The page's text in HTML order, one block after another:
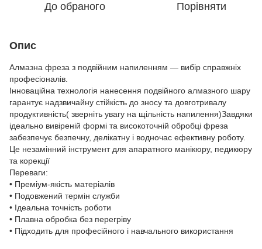
До обраного Порівняти
Опис
Алмазна фреза з подвійним напиленням — вибір справжніх
професіоналів.
Інноваційна технологія нанесення подвійного алмазного шару
гарантує надзвичайну стійкість до зносу та довготривалу
продуктивність( зверніть увагу на щільність напилення)Завдяки
ідеально вивіреній формі та високоточній обробці фреза
забезпечує безпечну, делікатну і водночас ефективну роботу.
Це незамінний інструмент для апаратного манікюру, педикюру
та корекції
Переваги:
• Преміум-якість матеріалів
• Подовжений термін служби
• Ідеальна точність роботи
• Плавна обробка без перегріву
• Підходить для професійного і навчального використання